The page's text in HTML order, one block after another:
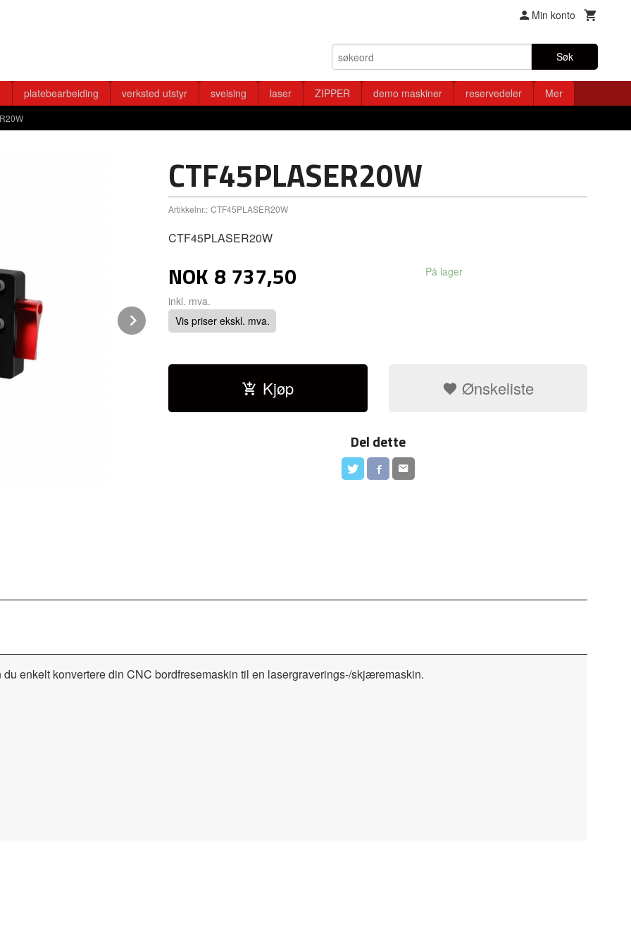
Min konto
Søk
platebearbeiding verksted utstyr sveising laser ZIPPER demo maskiner reservedeler Mer
Next
CTF45PLASER20W
Artikkelnr.: CTF45PLASER20W
CTF45PLASER20W
NOK 8 737,50
inkl. mva.
Vis priser ekskl. mva.
På lager
Kjøp Ønskeliste
Del dette
enkelt konvertere din CNC bordfresemaskin til en lasergraverings-/skjæremaskin.